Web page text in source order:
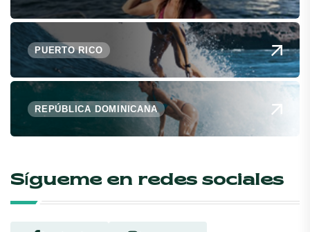
PUERTO RICO
REPÚBLICA DOMINICANA
Sígueme en redes sociales